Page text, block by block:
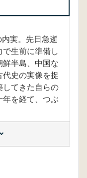
実。先日急逝
で生前に準備し
鮮半島、中国な
代史の実像を捉
してきた自らの
年を経て、つぶ